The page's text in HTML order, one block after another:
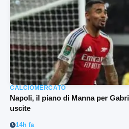
CALCIOMERCATO
Napoli, il piano di Manna per
uscite
14h fa